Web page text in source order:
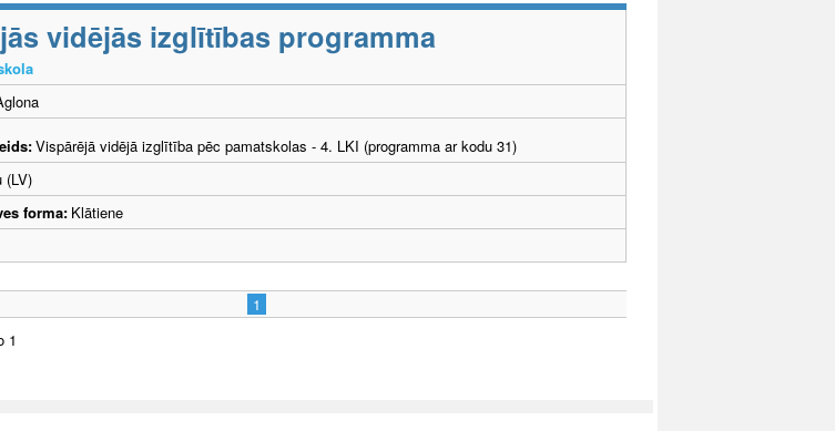
vidējās izglītības programma
Vispārējā vidējā izglītība pēc pamatskolas - 4. LKI (programma ar kodu 31)
(LV)
forma: Klātiene
1
1